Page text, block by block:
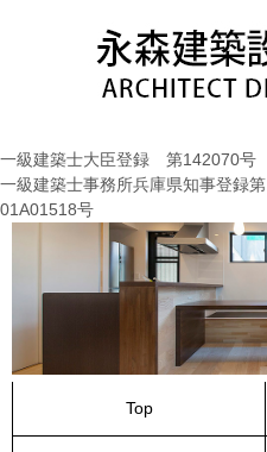
ス
キ
ッ
一級建築士大臣登録 第142070号
一級建築士事務所兵庫県知事登録第
01A01518号
Top